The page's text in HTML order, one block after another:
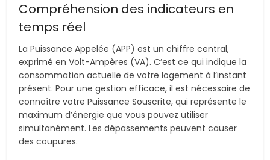
Compréhension des indicateurs en
temps réel
La Puissance Appelée (APP) est un chiffre central,
exprimé en Volt-Ampères (VA). C’est ce qui indique la
consommation actuelle de votre logement à l’instant
présent. Pour une gestion efficace, il est nécessaire de
connaître votre Puissance Souscrite, qui représente le
maximum d’énergie que vous pouvez utiliser
simultanément. Les dépassements peuvent causer
des coupures.